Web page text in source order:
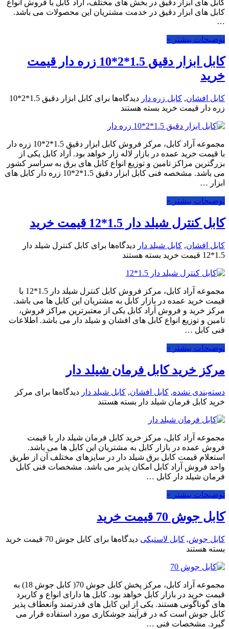
کابل های ابزار دقیق در بخش های مختلف، آراد کابل با فروش انواع
کابل های ابزار دقیق در خدمت مشتریان این محصولات می باشد.
…
توضیحات بیشتر »
کابل ابزار دقیق 1.5*2*10 زره دار قیمت
خرید
کابل افشان, کابل زره دار دیدگاه‌ها
برای کابل ابزار دقیق 1.5*2*10
زره دار قیمت خرید بسته هستند
مجموعه آراد کابل، مرکز فروش کابل ابزار دقیق 1.5*2*10 زره دار
با قیمت خرید عمده در بازار لاله زار خواهد بود. آراد کابل یکی از
بزرگترین مراکز تامین و توزیع انواع کابل های برق به سراسر کشور
می باشد. مشخصه فنی کابل ابزار دقیق 1.5*2*10 زره دار کابل های
ابزار …
توضیحات بیشتر »
کابل کنترل شیلد دار 1.5*12 قیمت خرید
کابل افشان, کابل شیلد دار دیدگاه‌ها برای کابل کنترل شیلد دار
1.5*12 قیمت خرید
بسته هستند
مجموعه آراد کابل، مرکز فروش کابل کنترل شیلد دار 1.5*12 با
قیمت خرید عمده در بازار کابل به مشتریان این کابل ها می باشد.
مرکز خرید و فروش آراد کابل یکی از معتبرترین مراکز فروش،
تامین و توزیع انواع کابل های افشان و شیلد دار می باشد. اطلاعات
فنی کابل …
توضیحات بیشتر »
مرکز خرید کابل فرمان شیلد دار
دسته‌بندی نشده, کابل افشان, کابل شیلد دار دیدگاه‌ها برای مرکز
خرید کابل فرمان شیلد دار بسته هستند
مجموعه آراد کابل، مرکز خرید کابل فرمان شیلد دار با قیمت
فروش عمده در بازار کابل به مشتریان این کابل ها می باشد.
استعلام قیمت کابل برق شیلد دار در سایزهای مختلف آن از طریق
واحد فروش آراد کابل امکان پذیر می باشد. مشخصات فنی کابل
فرمان شیلد دار کابل …
توضیحات بیشتر »
کابل جوش 70 قیمت خرید
کابل جوش, کابل لاستیکی دیدگاه‌ها برای کابل جوش 70 قیمت خرید
بسته هستند
مجموعه آراد کابل، مرکز پخش کابل جوش 70( کابل جوش 18) به
قیمت خرید در بازار کابل خواهد بود. کابل ها دارای انواع و کاربرد
های گوناگونی هستند. یکی از این کابل های قدرتمند وانعطاف پذیر
کابل جوش است که در فرآیند جوشکاری مورد استفاده قرار می
گیرد. مشخصات فنی …